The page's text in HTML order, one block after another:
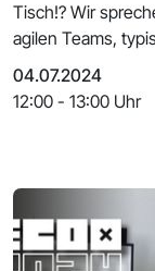
Tisch!? Wir
agilen Teams,
04.07.2024
12:00 - 13:00 Uhr